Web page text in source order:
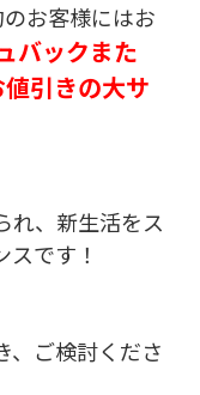
お客様にはお
バックまた
引きの大サ
れ、新生活をス
です！
、ご検討くださ